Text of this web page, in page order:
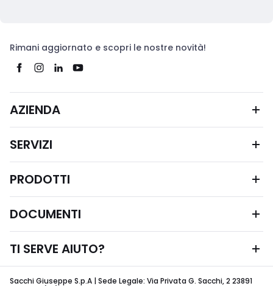
Rimani aggiornato e scopri le nostre novità!
AZIENDA
SERVIZI
PRODOTTI
DOCUMENTI
TI SERVE AIUTO?
Sacchi Giuseppe S.p.A | Sede Legale: Via Privata G. Sacchi, 2 23891